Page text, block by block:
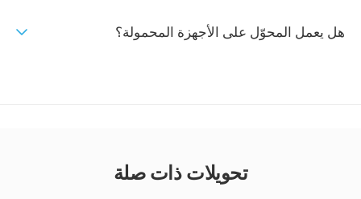
هل يعمل المحوّل على الأجهزة المحمولة؟
تحويلات ذات صلة